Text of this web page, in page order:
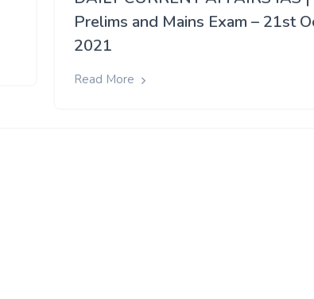
Prelims and Mains Exam – 21st
2021
Read More